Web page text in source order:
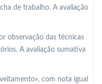
de trabalho. A avaliação
observação das técnicas
A avaliação sumativa
com nota igual